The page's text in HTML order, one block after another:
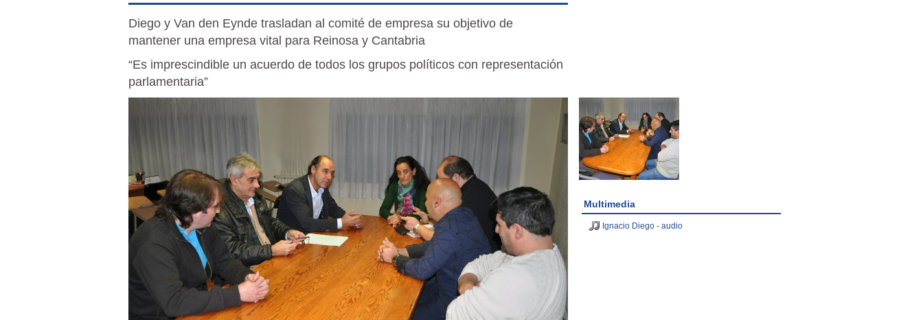
Diego y Van den Eynde trasladan al comité de empresa su objetivo de
mantener una empresa vital para Reinosa y Cantabria
“Es imprescindible un acuerdo de todos los grupos políticos con representación
parlamentaria”
Multimedia
Ignacio Diego - audio